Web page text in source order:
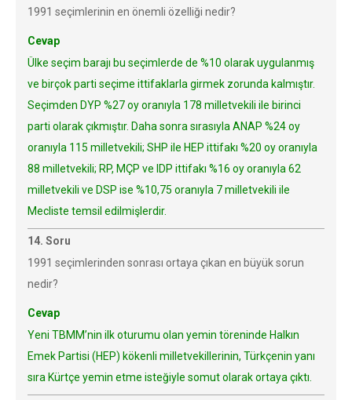
1991 seçimlerinin en önemli özelliği nedir?
Cevap
Ülke seçim barajı bu seçimlerde de %10 olarak uygulanmış
ve birçok parti seçime ittifaklarla girmek zorunda kalmıştır.
Seçimden DYP %27 oy oranıyla 178 milletvekili ile birinci
parti olarak çıkmıştır. Daha sonra sırasıyla ANAP %24 oy
oranıyla 115 milletvekili; SHP ile HEP ittifakı %20 oy oranıyla
88 milletvekili; RP, MÇP ve IDP ittifakı %16 oy oranıyla 62
milletvekili ve DSP ise %10,75 oranıyla 7 milletvekili ile
Mecliste temsil edilmişlerdir.
14. Soru
1991 seçimlerinden sonrası ortaya çıkan en büyük sorun
nedir?
Cevap
Yeni TBMM’nin ilk oturumu olan yemin töreninde Halkın
Emek Partisi (HEP) kökenli milletvekillerinin, Türkçenin yanı
sıra Kürtçe yemin etme isteğiyle somut olarak ortaya çıktı.